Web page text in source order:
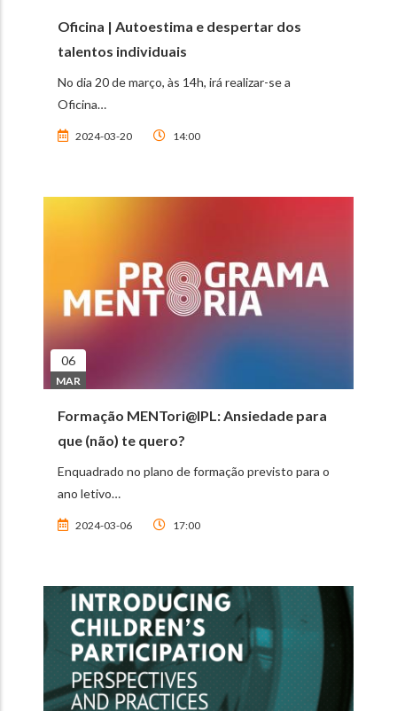
Oficina | Autoestima e despertar dos
talentos individuais
No dia 20 de março, às 14h, irá realizar-se a
Oficina…
2024-03-20 14:00
06
MAR
Formação MENTori@IPL: Ansiedade para
que (não) te quero?
Enquadrado no plano de formação previsto para o
ano letivo…
2024-03-06 17:00